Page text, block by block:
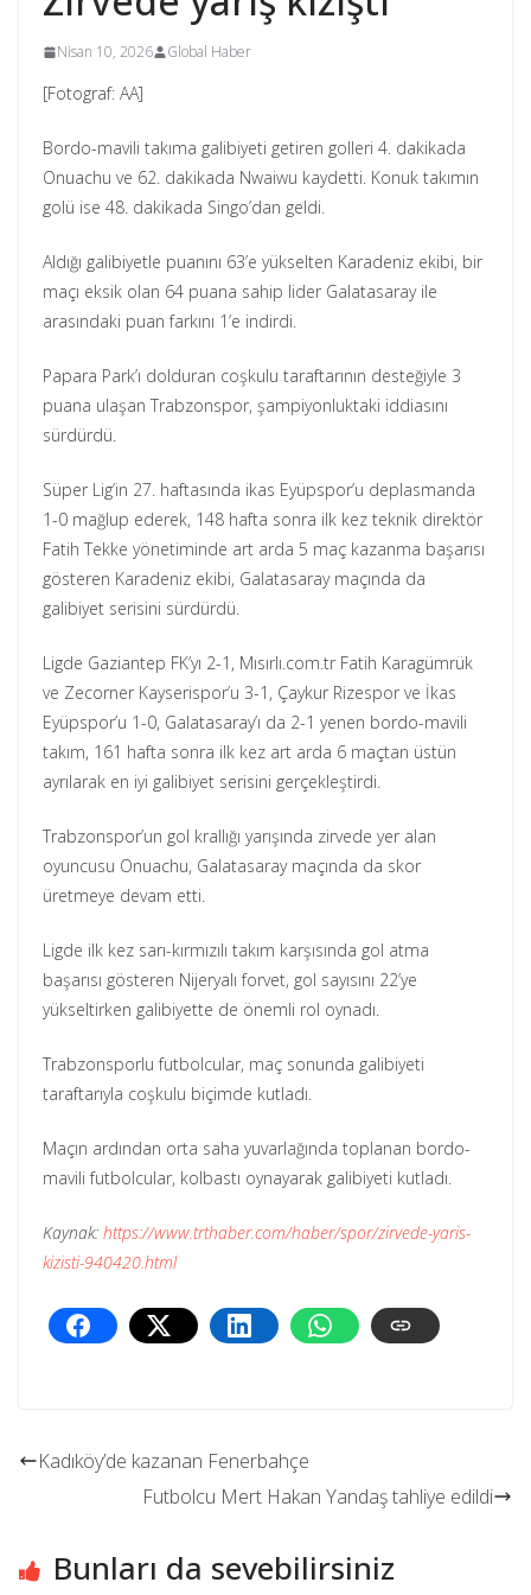
Nisan 10, 2026 Global Haber
[Fotograf: AA]
Bordo-mavili takıma galibiyeti getiren golleri 4. dakikada
Onuachu ve 62. dakikada Nwaiwu kaydetti. Konuk takımın
golü ise 48. dakikada Singo’dan geldi.
Aldığı galibiyetle puanını 63’e yükselten Karadeniz ekibi, bir
maçı eksik olan 64 puana sahip lider Galatasaray ile
arasındaki puan farkını 1’e indirdi.
Papara Park’ı dolduran coşkulu taraftarının desteğiyle 3
puana ulaşan Trabzonspor, şampiyonluktaki iddiasını
sürdürdü.
Süper Lig’in 27. haftasında ikas Eyüpspor’u deplasmanda
1-0 mağlup ederek, 148 hafta sonra ilk kez teknik direktör
Fatih Tekke yönetiminde art arda 5 maç kazanma başarısı
gösteren Karadeniz ekibi, Galatasaray maçında da
galibiyet serisini sürdürdü.
Ligde Gaziantep FK’yı 2-1, Mısırlı.com.tr Fatih Karagümrük
ve Zecorner Kayserispor’u 3-1, Çaykur Rizespor ve İkas
Eyüpspor’u 1-0, Galatasaray’ı da 2-1 yenen bordo-mavili
takım, 161 hafta sonra ilk kez art arda 6 maçtan üstün
ayrılarak en iyi galibiyet serisini gerçekleştirdi.
Trabzonspor’un gol krallığı yarışında zirvede yer alan
oyuncusu Onuachu, Galatasaray maçında da skor
üretmeye devam etti.
Ligde ilk kez sarı-kırmızılı takım karşısında gol atma
başarısı gösteren Nijeryalı forvet, gol sayısını 22’ye
yükseltirken galibiyette de önemli rol oynadı.
Trabzonsporlu futbolcular, maç sonunda galibiyeti
taraftarıyla coşkulu biçimde kutladı.
Maçın ardından orta saha yuvarlağında toplanan bordo-
mavili futbolcular, kolbastı oynayarak galibiyeti kutladı.
Kaynak: https://www.trthaber.com/haber/spor/zirvede-yaris-
kizisti-940420.html
Kadıköy’de kazanan Fenerbahçe
Futbolcu Mert Hakan Yandaş tahliye edildi
Bunları da sevebilirsiniz